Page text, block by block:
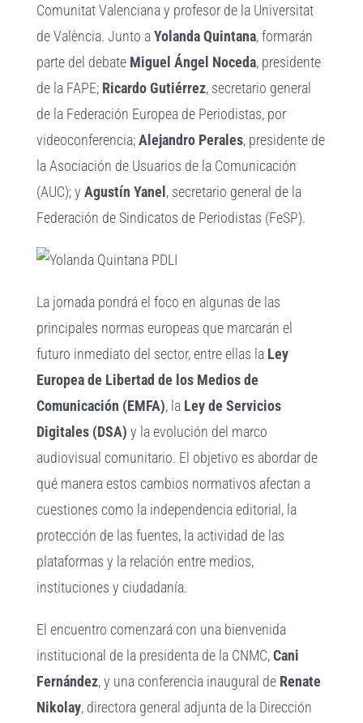
Comunitat Valenciana y profesor de la Universitat
de València. Junto aYolanda Quintana, formarán
parte del debate Miguel Ángel Noceda, presidente
de la FAPE; Ricardo Gutiérrez, secretario general
de la Federación Europea de Periodistas, por
videoconferencia;Alejandro Perales, presidente de
la Asociación de Usuarios de la Comunicación
(AUC); yAgustín Yanel , secretario general de la
Federación de Sindicatos de Periodistas (FeSP).
La jornada pondrá el foco en algunas de las
principales normas europeas que marcarán el
futuro inmediato del sector, entre ellas la Ley
Europea de Libertad de los Medios de
Comunicación (EMFA), la Ley de Servicios
Digitales (DSA) y la evolución del marco
audiovisual comunitario. El objetivo es abordar de
qué manera estos cambios normativos afectan a
cuestiones como la independencia editorial, la
protección de las fuentes, la actividad de las
plataformas y la relación entre medios,
instituciones y ciudadanía.
El encuentro comenzará con una bienvenida
institucional de la presidenta de la CNMC,Cani
Fernández, y una conferencia inaugural de Renate
Nikolay, directora general adjunta de la Dirección